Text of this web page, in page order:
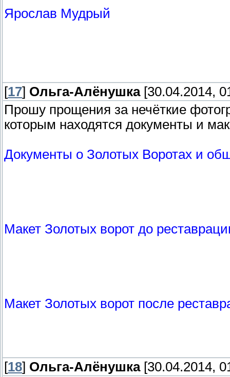
Ярослав Мудрый
[17] Ольга-Алёнушка[30.04.2014,
Прошу прощения за нечёткие
которым находятся документы и
Документы о Золотых Воротах и
Макет Золотых ворот до
Макет Золотых ворот после
[18] Ольга-Алёнушка[30.04.2014,